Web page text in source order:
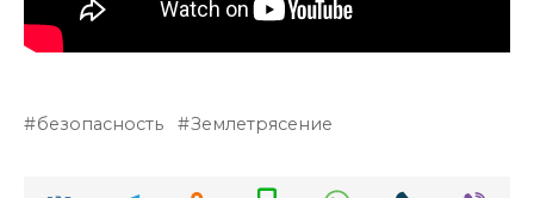
безопасность Землетрясение